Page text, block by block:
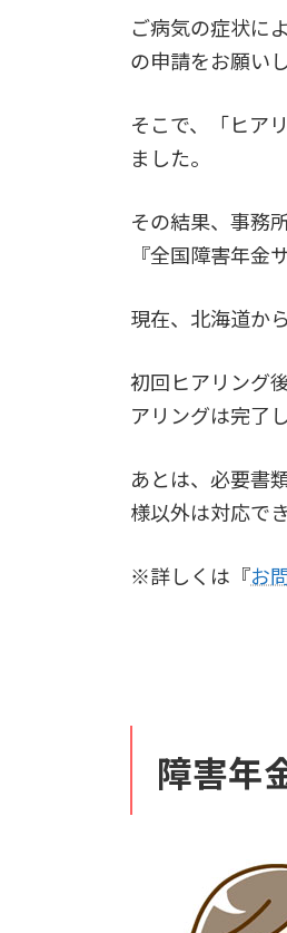
ご病気の症状に
の申請をお願い
そこで、「ヒア
ました。
その結果、事務
『全国障害年金
現在、北海道か
初回ヒアリング
アリングは完了し
あとは、必要書
様以外は対応で
※詳しくは『お
障害年